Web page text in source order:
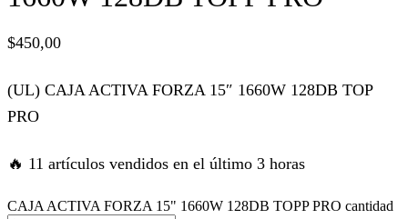
panel
panel
$450,00
(UL) CAJA ACTIVA FORZA 15″ 1660W 128DB TOP
PRO
🔥 11 artículos vendidos en el último 3 horas
CAJA ACTIVA FORZA 15" 1660W 128DB TOPP PRO cantidad